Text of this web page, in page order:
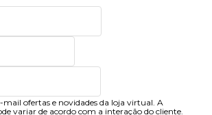
mail ofertas e novidades da loja virtual. A
variar de acordo com a interação do cliente.